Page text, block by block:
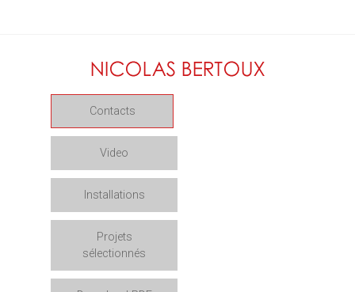
Contacts
Video
Installations
Projets
sélectionnés